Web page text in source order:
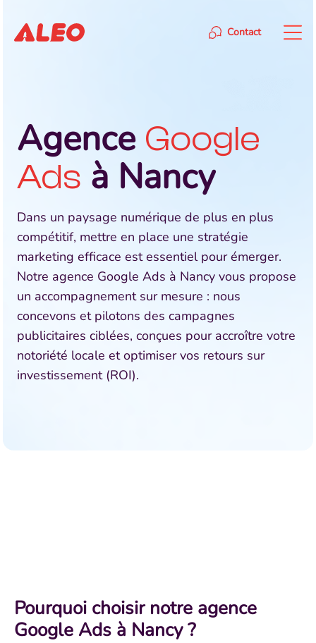
Contact
Agence Google
Ads à Nancy
Dans un paysage numérique de plus en plus
compétitif, mettre en place une stratégie
marketing efficace est essentiel pour émerger.
Notre agence Google Ads à Nancy vous propose
un accompagnement sur mesure : nous
concevons et pilotons des campagnes
publicitaires ciblées, conçues pour accroître votre
notoriété locale et optimiser vos retours sur
investissement (ROI).
Pourquoi choisir notre agence
Google Ads à Nancy ?